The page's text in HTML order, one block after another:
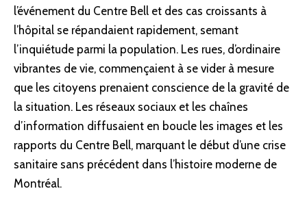
l’événement du Centre Bell et des cas croissants à
l’hôpital se répandaient rapidement, semant
l’inquiétude parmi la population. Les rues, d’ordinaire
vibrantes de vie, commençaient à se vider à mesure
que les citoyens prenaient conscience de la gravité de
la situation. Les réseaux sociaux et les chaînes
d’information diffusaient en boucle les images et les
rapports du Centre Bell, marquant le début d’une crise
sanitaire sans précédent dans l’histoire moderne de
Montréal.